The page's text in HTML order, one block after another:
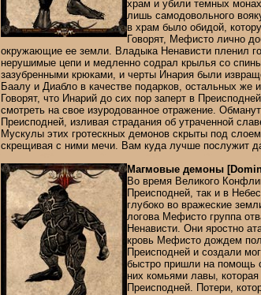
храм и убили темных
лишь самодовольного
в храм было обидой,
Говорят, Мефисто лично
окружающие ее земли. Владыка Ненависти пленил
нерушимые цепи и медленно содрал крылья со
зазубренными крюками, и черты Инария были
Баалу и Диабло в качестве подарков, остальных же
Говорят, что Инарий до сих пор заперт в
смотреть на свое изуродованное отражение.
Преисподней, изливая страдания об утраченной
Мускулы этих гротескных демонов скрыты под
скрещивая с ними мечи. Вам куда лучше послужит
Магмовые демоны
Во время Великого
Преисподней, так и в
глубоко во вражеские
логова Мефисто группа
Ненависти. Они яростно
кровь Мефисто дождем
Преисподней и создали
быстро пришли на помощь
них комьями лавы,
Преисподней. Потери,